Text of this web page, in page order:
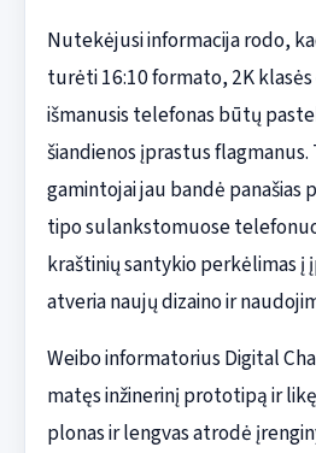
Nutekėjusi informacija rodo,
turėti 16:10 formato, 2K
išmanusis telefonas būtų
šiandienos įprastus flagmanus.
gamintojai jau bandė panašias
tipo sulankstomuose
kraštinių santykio perkėlimas į
atveria naujų dizaino ir
Weibo informatorius Digital
matęs inžinerinį prototipą ir
plonas ir lengvas atrodė